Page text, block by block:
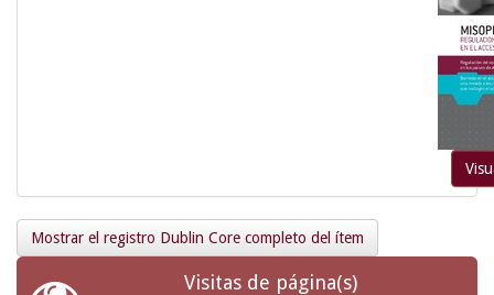
Mostrar el registro Dublin Core completo del ítem
Visitas de página(s)